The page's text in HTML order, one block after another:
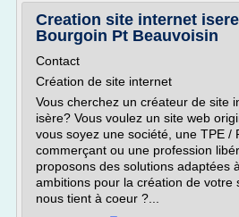
Creation site internet
Bourgoin Pt Beauvoisin
Contact
Création de site internet
Vous cherchez un créateur de site
isère? Vous voulez un site web
vous soyez une société, une TPE /
commerçant ou une profession
proposons des solutions adaptées
ambitions pour la création de votre
nous tient à coeur ?...